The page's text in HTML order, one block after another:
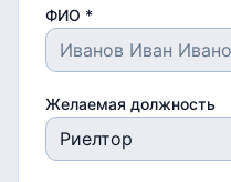
ФИО *
Желаемая должность